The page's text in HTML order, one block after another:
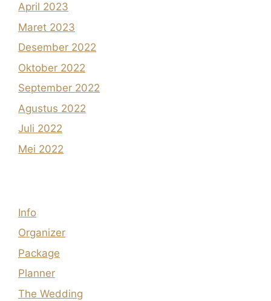
April 2023
Maret 2023
Desember 2022
Oktober 2022
September 2022
Agustus 2022
Juli 2022
Mei 2022
Info
Organizer
Package
Planner
The Wedding